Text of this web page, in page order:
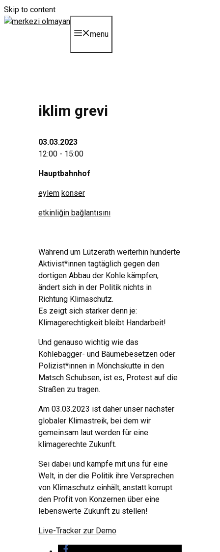
Skip to content
menu
i̇klim grevi
03.03.2023
12:00 - 15:00
Hauptbahnhof
eylem konser
etkinliğin bağlantısını
Während um Lützerath weiterhin hunderte
Aktivist*innen tagtäglich gegen den
dortigen Abbau der Kohle kämpfen,
ändert sich in der Politik nichts in
Richtung Klimaschutz.
Es zeigt sich stärker denn je:
Klimagerechtigkeit bleibt Handarbeit!
Und genauso wichtig wie das
Kohlebagger- und Bäumebesetzen oder
Polizist*innen in Mönchskutte in den
Matsch Schubsen, ist es, Protest auf die
Straßen zu tragen.
Am 03.03.2023 ist daher unser nächster
globaler Klimastreik, bei dem wir
gemeinsam laut werden für eine
klimagerechte Zukunft.
Sei dabei und kämpfe mit uns für eine
Welt, in der die Politik ihre Versprechen
von Klimaschutz einhält, anstatt korrupt
den Profit von Konzernen über eine
lebenswerte Zukunft zu stellen!
Live-Tracker zur Demo